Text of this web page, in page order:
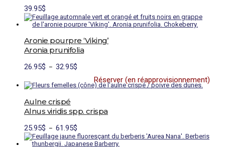
choisies
sur
page
du
produit
39.95$
Aronie pourpre ‘Viking’
Aronia prunifolia
26.95$ – 32.95$
26.95$
Réserver (en réapprovisionnement)
Ce
a
plusieurs
variations.
options
peuvent
être
Aulne crispé
Alnus viridis spp. crispa
25.95$ – 61.95$
de
prix :
produit
a